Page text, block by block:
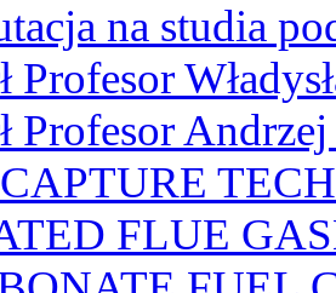
na studia
Profesor
Profesor
FLUE